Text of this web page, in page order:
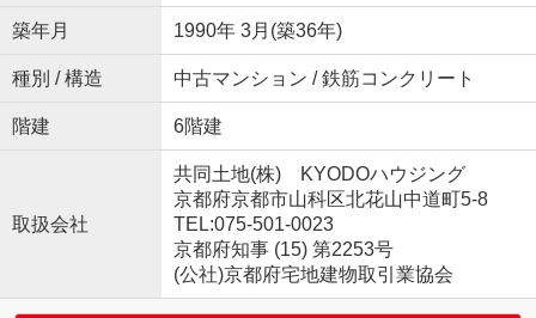
築年月 1990年 3月(築36年)
種別 / 構造 中古マンション / 鉄筋コンクリート
階建 6階建
取扱会社
共同土地(株) KYODOハウジング
京都府京都市山科区北花山中道町5-8
TEL:075-501-0023
京都府知事 (15) 第2253号
(公社)京都府宅地建物取引業協会